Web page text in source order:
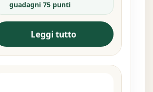
guadagni 75 punti
Leggi tutto